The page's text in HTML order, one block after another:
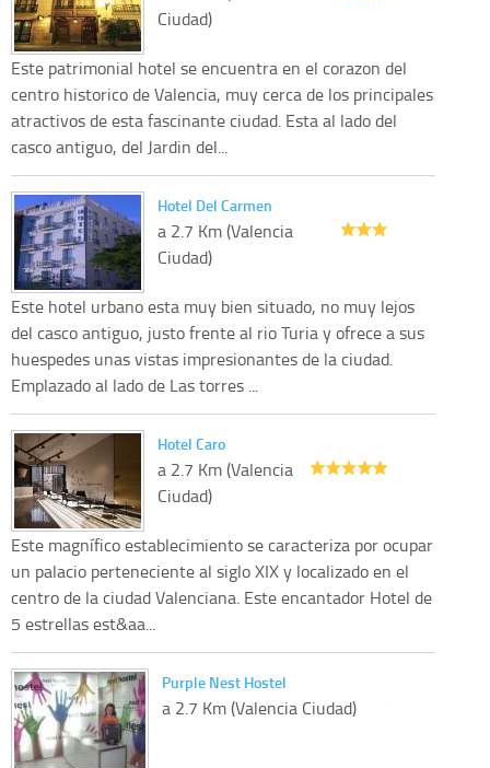
Ciudad)
Este patrimonial hotel se encuentra en el corazon del
centro historico de Valencia, muy cerca de los principales
atractivos de esta fascinante ciudad. Esta al lado del
casco antiguo, del Jardin del...
Hotel Del Carmen
a 2.7 Km (Valencia
Ciudad)
Este hotel urbano esta muy bien situado, no muy lejos
del casco antiguo, justo frente al rio Turia y ofrece a sus
huespedes unas vistas impresionantes de la ciudad.
Emplazado al lado de Las torres ...
Hotel Caro
a 2.7 Km (Valencia
Ciudad)
Este magnífico establecimiento se caracteriza por ocupar
un palacio perteneciente al siglo XIX y localizado en el
centro de la ciudad Valenciana. Este encantador Hotel de
5 estrellas est&aa...
Purple Nest Hostel
a 2.7 Km (Valencia Ciudad)